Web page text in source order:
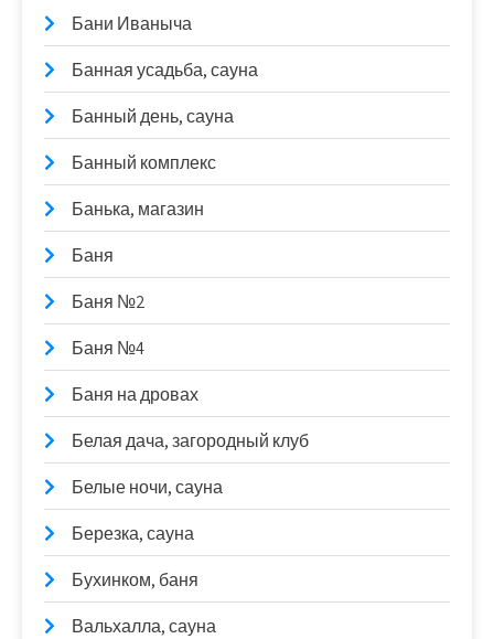
Бани Иваныча
Банная усадьба, сауна
Банный день, сауна
Банный комплекс
Банька, магазин
Баня
Баня №2
Баня №4
Баня на дровах
Белая дача, загородный клуб
Белые ночи, сауна
Березка, сауна
Бухинком, баня
Вальхалла, сауна